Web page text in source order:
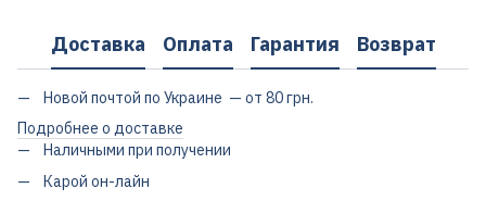
Доставка Оплата Гарантия Возврат
Новой почтой по Украине — от 80 грн.
Подробнее о доставке
Наличными при получении
Карой он-лайн